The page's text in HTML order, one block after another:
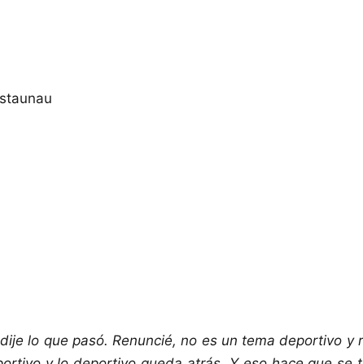
lo que pasó. Renuncié, no es un tema deportivo y